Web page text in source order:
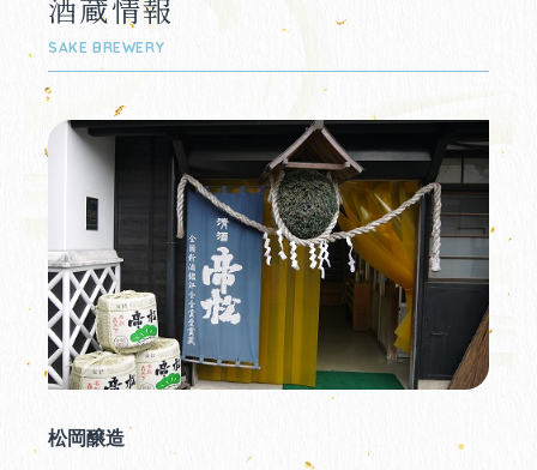
酒蔵情報
SAKE BREWERY
松岡醸造